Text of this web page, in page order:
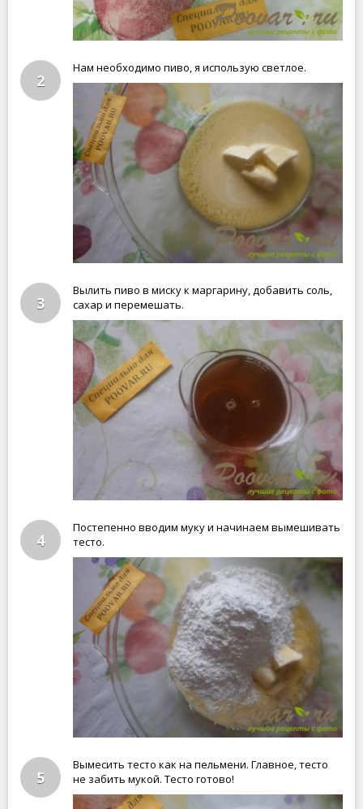
2
Нам необходимо пиво, я использую светлое.
3
Вылить пиво в миску к маргарину, добавить соль,
сахар и перемешать.
4
Постепенно вводим муку и начинаем вымешивать
тесто.
5
Вымесить тесто как на пельмени. Главное, тесто
не забить мукой. Тесто готово!